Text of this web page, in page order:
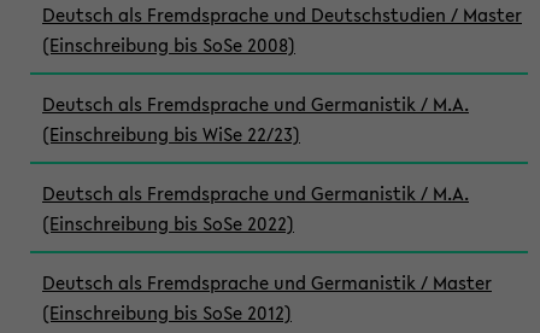
Deutsch als Fremdsprache und Deutschstudien / Master
(Einschreibung bis SoSe 2008)
Deutsch als Fremdsprache und Germanistik / M.A.
(Einschreibung bis WiSe 22/23)
Deutsch als Fremdsprache und Germanistik / M.A.
(Einschreibung bis SoSe 2022)
Deutsch als Fremdsprache und Germanistik / Master
(Einschreibung bis SoSe 2012)